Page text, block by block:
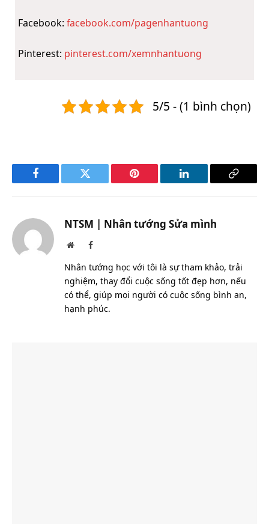
Facebook: facebook.com/pagenhantuong
Pinterest: pinterest.com/xemnhantuong
5/5 - (1 bình chọn)
Facebook Twitter Pinterest LinkedIn
Copy
NTSM | Nhân tướng Sửa mình
WebsiteFacebook
Nhân tướng học với tôi là sự tham khảo, trải
nghiệm, thay đổi cuộc sống tốt đẹp hơn, nếu
có thể, giúp mọi người có cuộc sống bình an,
hạnh phúc.